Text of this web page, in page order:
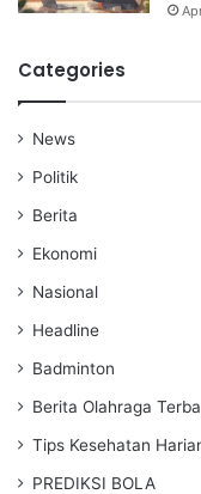
Categories
News
Politik
Berita
Ekonomi
Nasional
Headline
Badminton
Berita Olahraga
Tips Kesehatan
PREDIKSI BOLA